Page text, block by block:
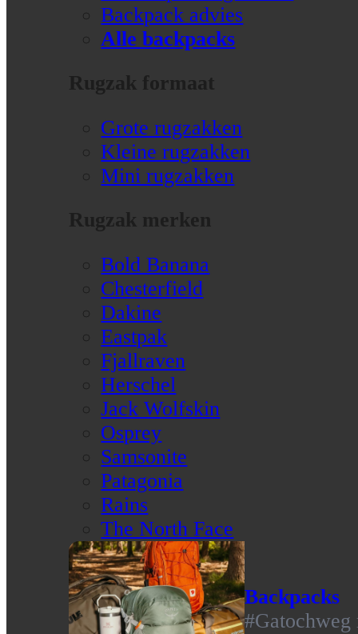
Backpack advies
Alle backpacks
Rugzak formaat
Grote rugzakken
Kleine rugzakken
Mini rugzakken
Rugzak merken
Bold Banana
Chesterfield
Dakine
Eastpak
Fjallraven
Herschel
Jack Wolfskin
Osprey
Samsonite
Patagonia
Rains
The North Face
Backpacks
#Gatochweg